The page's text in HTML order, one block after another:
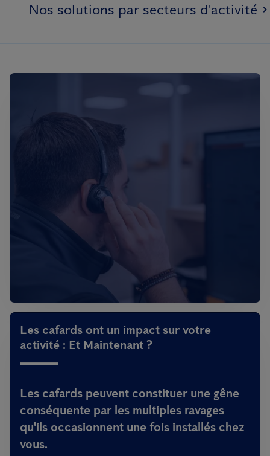
Nos solutions par secteurs d'activité
Les cafards ont un impact sur votre
activité : Et Maintenant ?
Les cafards peuvent constituer une gêne
conséquente par les multiples ravages
qu'ils occasionnent une fois installés chez
vous.